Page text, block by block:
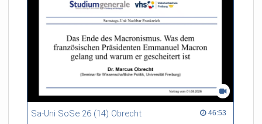
Sa-Uni SoSe 26 (14) Obrecht 46:53
46:53 duration